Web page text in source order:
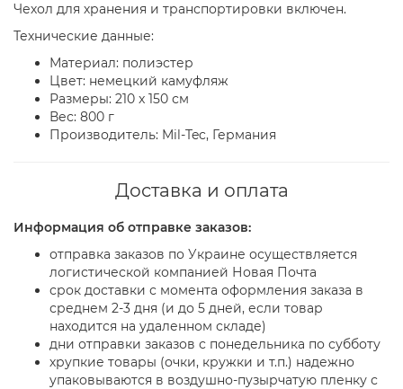
Чехол для хранения и транспортировки включен.
Технические данные:
Материал: полиэстер
Цвет: немецкий камуфляж
Размеры: 210 x 150 см
Вес: 800 г
Производитель: Mil-Tec, Германия
Доставка и оплата
Информация об отправке заказов:
отправка заказов по Украине осуществляется
логистической компанией Новая Почта
срок доставки с момента оформления заказа в
среднем 2-3 дня (и до 5 дней, если товар
находится на удаленном складе)
дни отправки заказов с понедельника по субботу
хрупкие товары (очки, кружки и т.п.) надежно
упаковываются в воздушно-пузырчатую пленку с